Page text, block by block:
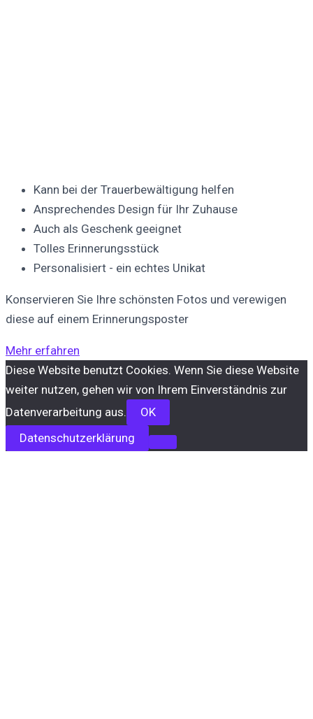
Kann bei der Trauerbewältigung helfen
Ansprechendes Design für Ihr Zuhause
Auch als Geschenk geeignet
Tolles Erinnerungsstück
Personalisiert - ein echtes Unikat
Konservieren Sie Ihre schönsten Fotos und verewigen
diese auf einem Erinnerungsposter
Mehr erfahren
Diese Website benutzt Cookies. Wenn Sie diese Website
weiter nutzen, gehen wir von Ihrem Einverständnis zur
Datenverarbeitung aus.
OK
Datenschutzerklärung